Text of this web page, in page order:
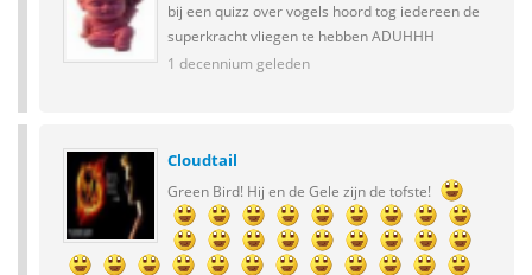
bij een quizz over vogels hoord tog iedereen de
superkracht vliegen te hebben ADUHHH
1 decennium geleden
Cloudtail
Green Bird! Hij en de Gele zijn de tofste!